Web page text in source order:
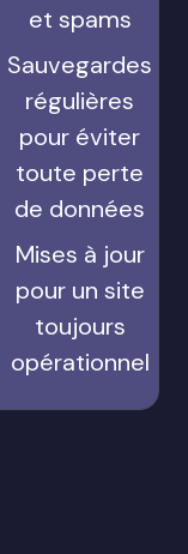
et spams
Sauvegardes
régulières
pour éviter
toute perte
de données
Mises à jour
pour un site
toujours
opérationnel